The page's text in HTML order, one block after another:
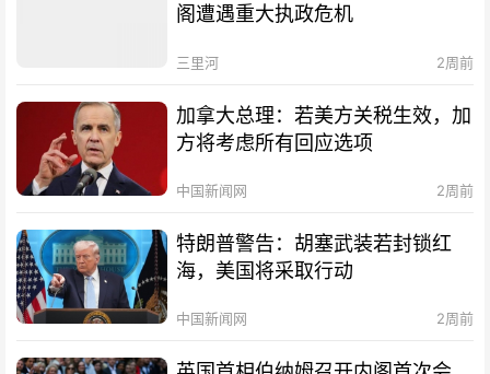
阁遭遇重大执政危机
三里河 2周前
加拿大总理：若美方关税生效，加
方将考虑所有回应选项
中国新闻网 2周前
特朗普警告：胡塞武装若封锁红
海，美国将采取行动
中国新闻网 2周前